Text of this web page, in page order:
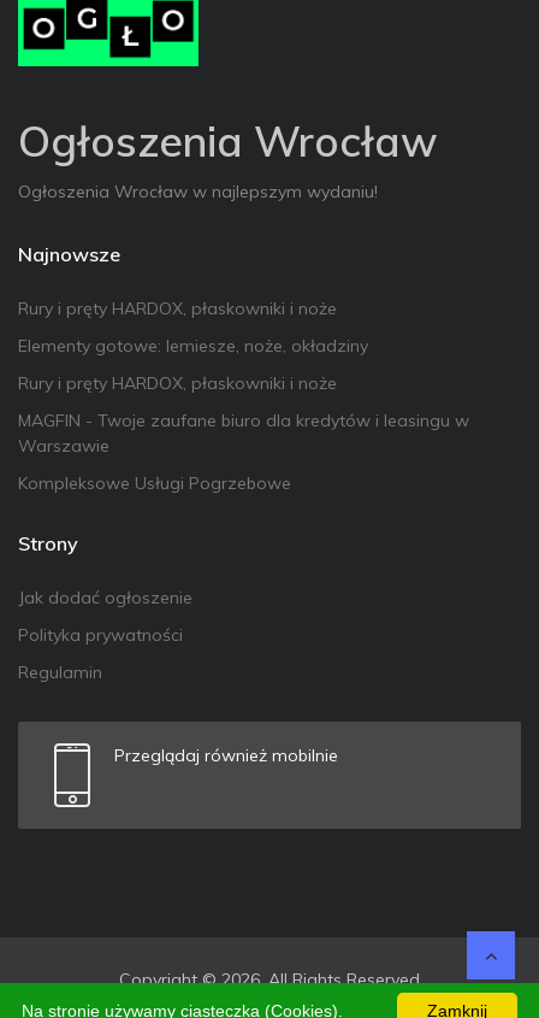
Ogłoszenia Wrocław
Ogłoszenia Wrocław w najlepszym wydaniu!
Najnowsze
Rury i pręty HARDOX, płaskowniki i noże
Elementy gotowe: lemiesze, noże, okładziny
Rury i pręty HARDOX, płaskowniki i noże
MAGFIN - Twoje zaufane biuro dla kredytów i leasingu w
Warszawie
Kompleksowe Usługi Pogrzebowe
Strony
Jak dodać ogłoszenie
Polityka prywatności
Regulamin
Przeglądaj również mobilnie
Copyright © 2026. All Rights Reserved
Zamknij
Na stronie używamy ciasteczka (Cookies).